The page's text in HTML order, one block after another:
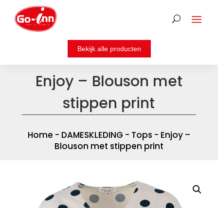
Enjoy – Blouson met
stippen print
Home - DAMESKLEDING - Tops - Enjoy –
Blouson met stippen print